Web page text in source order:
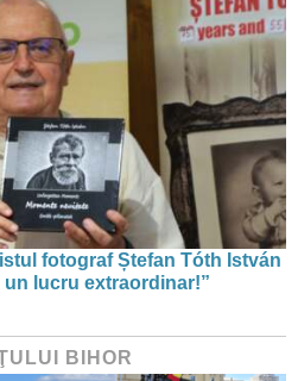
fotograf Ștefan Tóth István
un lucru extraordinar!”
BIHOR